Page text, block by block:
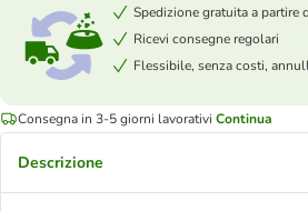
Spedizione gratuita a partire
Ricevi consegne regolari
Flessibile, senza costi,
Consegna in 3-5 giorni lavorativi Continua
Descrizione